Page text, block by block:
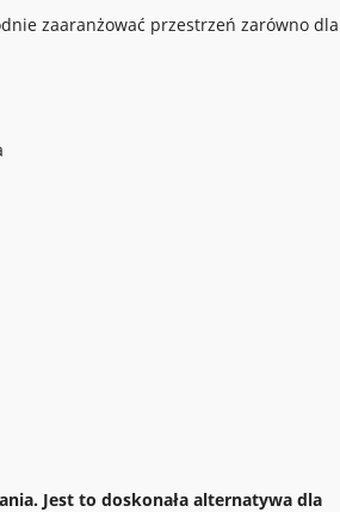
zaaranżować przestrzeń zarówno dla
Jest to doskonała alternatywa dla